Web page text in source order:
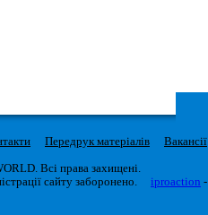
Передрук матеріалів Вакансії
Всі права захищені.
сайту заборонено.
iproaction -